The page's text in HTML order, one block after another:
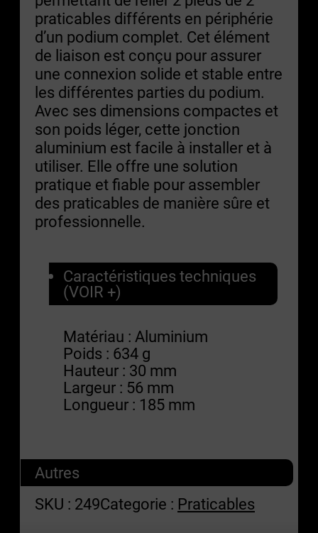
praticables différents en périphérie
d’un podium complet. Cet élément
de liaison est conçu pour assurer
une connexion solide et stable entre
les différentes parties du podium.
Avec ses dimensions compactes et
son poids léger, cette jonction
aluminium est facile à installer et à
utiliser. Elle offre une solution
pratique et fiable pour assembler
des praticables de manière sûre et
professionnelle.
Caractéristiques techniques
(VOIR +)
Matériau : Aluminium
Poids : 634 g
Hauteur : 30 mm
Largeur : 56 mm
Longueur : 185 mm
Autres
SKU : 249Categorie : Praticables